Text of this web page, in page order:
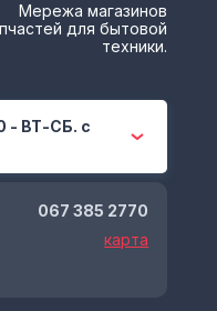
Мережа магазинов
для бытовой
техники.
- ВТ-СБ. с
067 385 2770
карта